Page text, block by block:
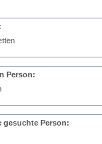
Person:
gesuchte Person: